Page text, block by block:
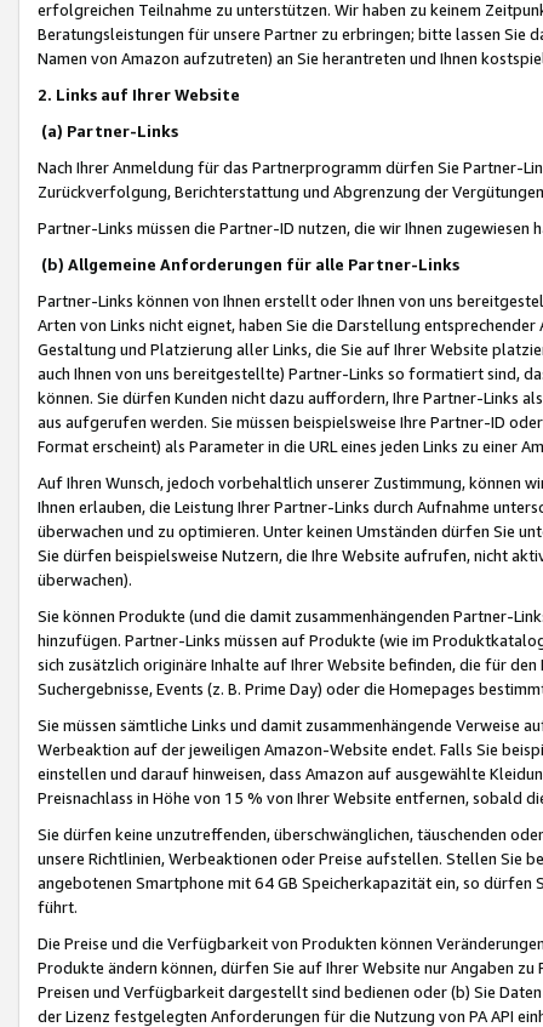
erfolgreichen Teilnahme zu unterstützen. Wir haben zu keinem
Beratungsleistungen für unsere Partner zu erbringen; bitte lassen Sie
Namen von Amazon aufzutreten) an Sie herantreten und Ihnen
2. Links auf Ihrer Website
(a) Partner-Links
Nach Ihrer Anmeldung für das Partnerprogramm dürfen Sie Partner-
Zurückverfolgung, Berichterstattung und Abgrenzung der
Partner-Links müssen die Partner-ID nutzen, die wir Ihnen zugewiesen
(b) Allgemeine Anforderungen für alle Partner-Links
Partner-Links können von Ihnen erstellt oder Ihnen von uns
Arten von Links nicht eignet, haben Sie die Darstellung
Gestaltung und Platzierung aller Links, die Sie auf Ihrer Website
auch Ihnen von uns bereitgestellte) Partner-Links so formatiert sind,
können. Sie dürfen Kunden nicht dazu auffordern, Ihre Partner-Links
aus aufgerufen werden. Sie müssen beispielsweise Ihre Partner-ID
Format erscheint) als Parameter in die URL eines jeden Links zu einer
Auf Ihren Wunsch, jedoch vorbehaltlich unserer Zustimmung, können
Ihnen erlauben, die Leistung Ihrer Partner-Links durch Aufnahme
überwachen und zu optimieren. Unter keinen Umständen dürfen Sie
Sie dürfen beispielsweise Nutzern, die Ihre Website aufrufen, nicht
überwachen).
Sie können Produkte (und die damit zusammenhängenden Partner-
hinzufügen. Partner-Links müssen auf Produkte (wie im
sich zusätzlich originäre Inhalte auf Ihrer Website befinden, die für
Suchergebnisse, Events (z. B. Prime Day) oder die Homepages
Sie müssen sämtliche Links und damit zusammenhängende
Werbeaktion auf der jeweiligen Amazon-Website endet. Falls Sie
einstellen und darauf hinweisen, dass Amazon auf ausgewählte
Preisnachlass in Höhe von 15 % von Ihrer Website entfernen, sobald
Sie dürfen keine unzutreffenden, überschwänglichen, täuschenden
unsere Richtlinien, Werbeaktionen oder Preise aufstellen. Stellen Sie
angebotenen Smartphone mit 64 GB Speicherkapazität ein, so dürfen
führt.
Die Preise und die Verfügbarkeit von Produkten können
Produkte ändern können, dürfen Sie auf Ihrer Website nur Angaben
Preisen und Verfügbarkeit dargestellt sind bedienen oder (b) Sie
der Lizenz festgelegten Anforderungen für die Nutzung von PA API